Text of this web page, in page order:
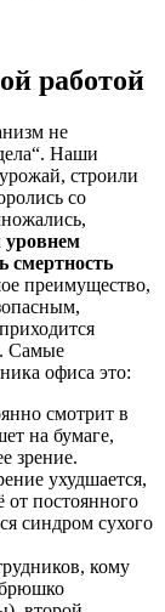
работой
не
Наши
строили
со
уровнем
смертность
преимущество,
Самые
офиса это:
смотрит в
на бумаге,
зрение.
ухудшается,
от постоянного
синдром сухого
кому